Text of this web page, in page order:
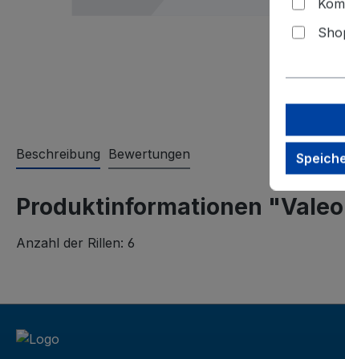
Beschreibung Bewertungen
Produktinformationen
Anzahl der Rillen: 6